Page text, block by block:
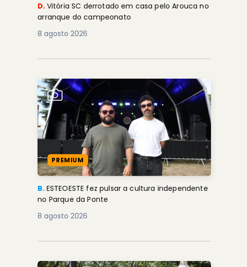
D. Vitória SC derrotado em casa pelo Arouca no
arranque do campeonato
8 agosto 2026
PREMIUM
B. ESTEOESTE fez pulsar a cultura independente
no Parque da Ponte
8 agosto 2026